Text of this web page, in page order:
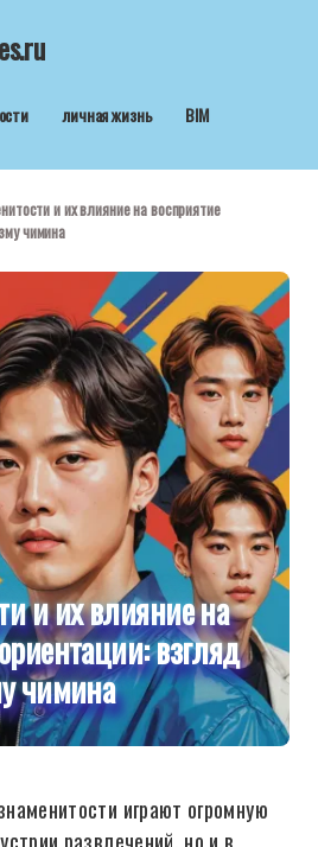
личная жизнь
BIM
и их влияние на восприятие
чимина
и их влияние на
взгляд
чимина
играют огромную